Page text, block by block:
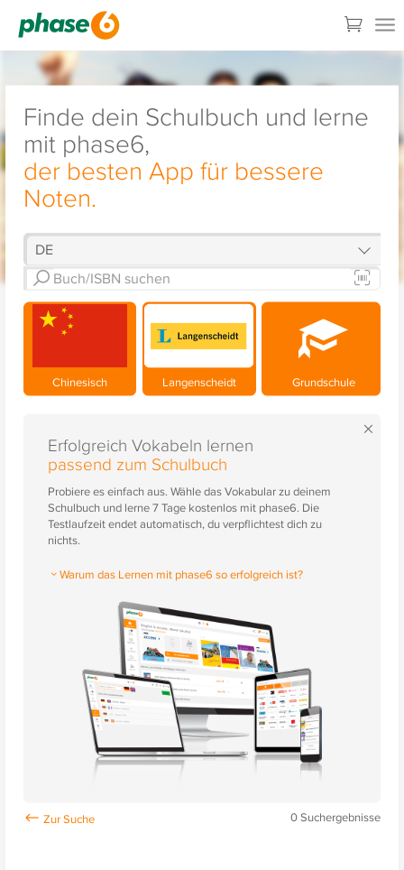
Finde dein Schulbuch und lerne
mit phase6,
der besten App für bessere
Noten.
Chinesisch Langenscheidt Grundschule
×
Erfolgreich Vokabeln lernen
passend zum Schulbuch
Probiere es einfach aus. Wähle das Vokabular zu deinem
Schulbuch und lerne 7 Tage kostenlos mit phase6. Die
Testlaufzeit endet automatisch, du verpflichtest dich zu
nichts.
Warum das Lernen mit phase6 so erfolgreich ist?
0Suchergebnisse